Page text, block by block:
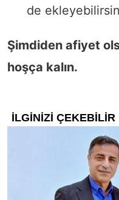
de
Şimdiden afiyet
hoşça kalın.